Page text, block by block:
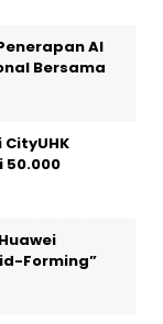
AI
Bersama
CityUHK
50.000
Forming”